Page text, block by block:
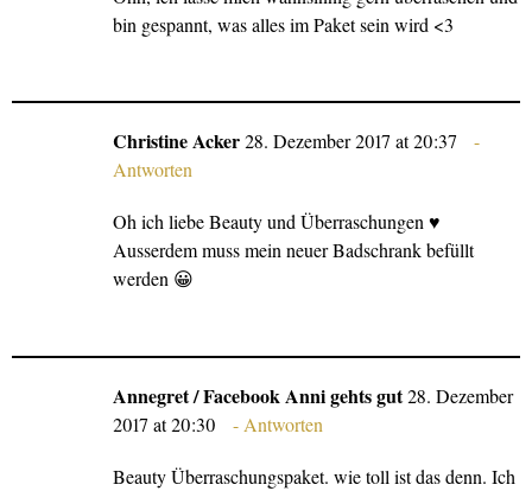
bin gespannt, was alles im Paket sein wird <3
Christine Acker28. Dezember 2017 at 20:37
Antworten
Oh ich liebe Beauty und Überraschungen ♥
Ausserdem muss mein neuer Badschrank befüllt
werden 😀
Annegret / Facebook Anni gehts gut28. Dezember
2017 at 20:30
Antworten
Beauty Überraschungspaket. wie toll ist das denn. Ich